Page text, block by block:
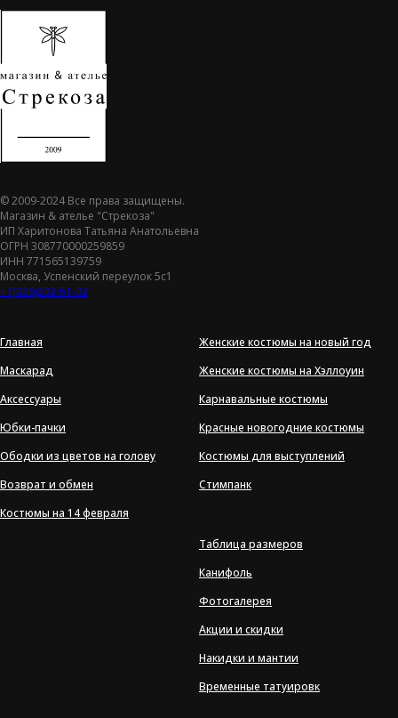
© 2009-2024 Все права защищены.
Магазин & ателье "Стрекоза"
ИП Харитонова Татьяна Анатольевна
ОГРН 308770000259859
ИНН 771565139759
Москва, Успенский переулок 5с1
+7(926)232-51-32
Главная
Маскарад
Аксессуары
Юбки-пачки
Ободки из цветов на голову
Возврат и обмен
Костюмы на 14 февраля
Женские костюмы на новый год
Женские костюмы на Хэллоуин
Карнавальные костюмы
Красные новогодние костюмы
Костюмы для выступлений
Стимпанк
Таблица размеров
Канифоль
Фотогалерея
Акции и скидки
Накидки и мантии
Временные татуировк